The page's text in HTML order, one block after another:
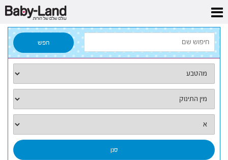
דף הבית